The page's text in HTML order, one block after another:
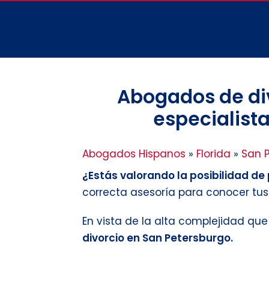
Abogados de
Abogados Hispanos » Florida » San
¿Estás valorando la posibilidad
correcta asesoría para conocer
En vista de la alta complejidad
divorcio en San Petersburgo.